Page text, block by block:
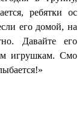
ребятки ос
его домой, на
Давайте его
игрушкам. Смо